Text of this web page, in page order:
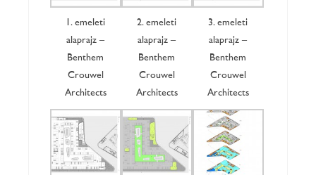
1. emeleti
alaprajz –
Benthem
Crouwel
Architects
2. emeleti
alaprajz –
Benthem
Crouwel
Architects
3. emeleti
alaprajz –
Benthem
Crouwel
Architects